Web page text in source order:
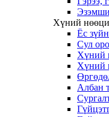
Хүний
Ёс
Сул
Хүний
Хүний
Албан